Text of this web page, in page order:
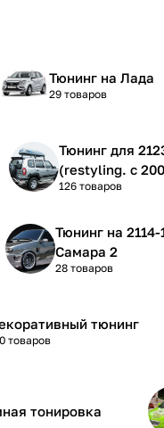
Тюнинг на Лада
29 товаров
Тюнинг для 2123-2123 RS
(restyling. с
126 товаров
Тюнинг на 2114-13-15 Лада
Самара 2
28 товаров
тюнинг
товаров
тонировка